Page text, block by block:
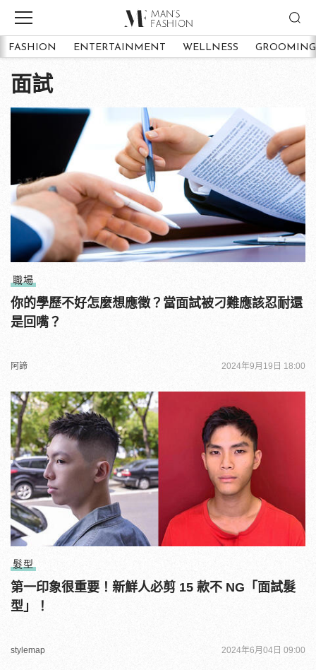
FASHION ENTERTAINMENT WELLNESS GROOMING
面試
職場
你的學歷不好怎麼想應徵？當面試被刁難應該忍耐還
是回嘴？
阿諦 2024年9月19日 18:00
髮型
第一印象很重要！新鮮人必剪 15 款不 NG「面試髮
型」！
stylemap 2024年6月04日 09:00